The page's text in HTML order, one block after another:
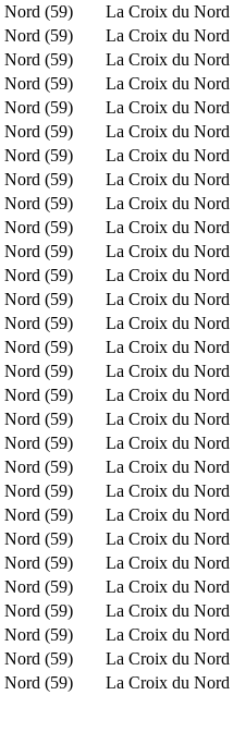
Nord (59) La Croix du Nord
Nord (59) La Croix du Nord
Nord (59) La Croix du Nord
Nord (59) La Croix du Nord
Nord (59) La Croix du Nord
Nord (59) La Croix du Nord
Nord (59) La Croix du Nord
Nord (59) La Croix du Nord
Nord (59) La Croix du Nord
Nord (59) La Croix du Nord
Nord (59) La Croix du Nord
Nord (59) La Croix du Nord
Nord (59) La Croix du Nord
Nord (59) La Croix du Nord
Nord (59) La Croix du Nord
Nord (59) La Croix du Nord
Nord (59) La Croix du Nord
Nord (59) La Croix du Nord
Nord (59) La Croix du Nord
Nord (59) La Croix du Nord
Nord (59) La Croix du Nord
Nord (59) La Croix du Nord
Nord (59) La Croix du Nord
Nord (59) La Croix du Nord
Nord (59) La Croix du Nord
Nord (59) La Croix du Nord
Nord (59) La Croix du Nord
Nord (59) La Croix du Nord
Nord (59) La Croix du Nord